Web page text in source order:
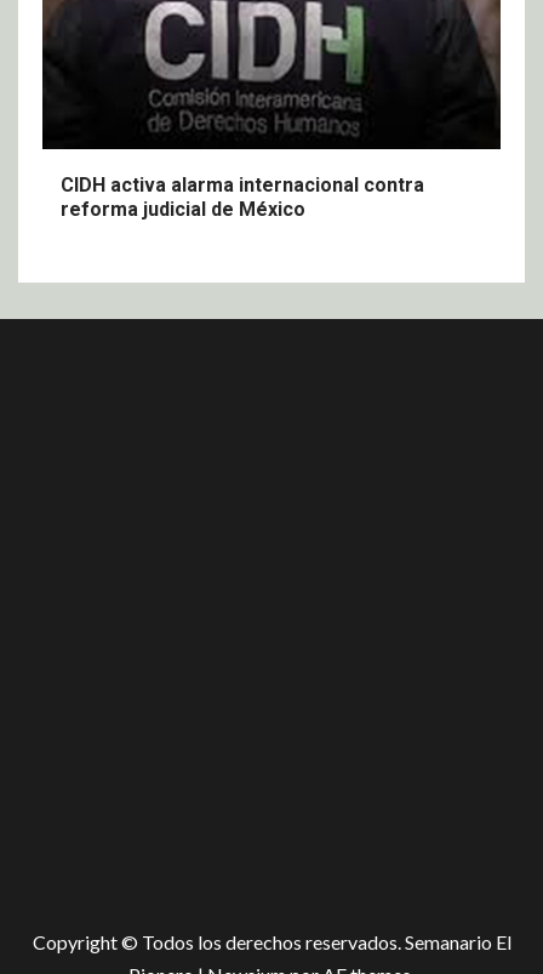
CIDH activa alarma internacional contra
reforma judicial de México
Copyright © Todos los derechos reservados. Semanario El